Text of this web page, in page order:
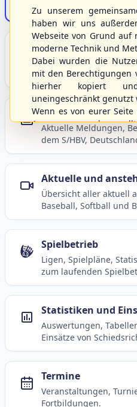
Der Onlineshop des S/
Unser Sport
Grundlagen und
und Baseball5.
Berichte und
Aktuelle Meldungen,
dem S/HBV,
Aktuelle und
Übersicht aller aktuell
Baseball, Softball und
Spielbetrieb
Ligen, Spielpläne,
zum laufenden
Statistiken und
Auswertungen,
Einsätze von
Termine
Veranstaltungen,
Fortbildungen.
Zu unserem
haben wir uns
Webseite von Grund
moderne Technik und
Dabei wurden die
mit den Berechtigungen
hierher kopiert
uneingeschränkt genutzt
Wenn es von eurer
Anregungen geben
gerne an die